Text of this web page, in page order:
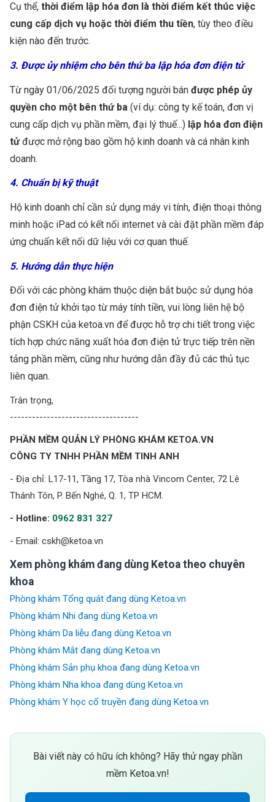
Cụ thể, thời điểm lập hóa đơn là thời điểm kết thúc việc
cung cấp dịch vụ hoặc thời điểm thu tiền, tùy theo điều
kiện nào đến trước.
3. Được ủy nhiệm cho bên thứ ba lập hóa đơn điện tử
Từ ngày 01/06/2025 đối tượng người bán được phép ủy
quyền cho một bên thứ ba (ví dụ: công ty kế toán, đơn vị
cung cấp dịch vụ phần mềm, đại lý thuế...) lập hóa đơn điện
tửđược mở rộng bao gồm hộ kinh doanh và cá nhân kinh
doanh.
4. Chuẩn bị kỹ thuật
Hộ kinh doanh chỉ cần sử dụng máy vi tính, điện thoại thông
minh hoặc iPad có kết nối internet và cài đặt phần mềm đáp
ứng chuẩn kết nối dữ liệu với cơ quan thuế.
5. Hướng dẫn thực hiện
Đối với các phòng khám thuộc diện bắt buộc sử dụng hóa
đơn điện tử khởi tạo từ máy tính tiền, vui lòng liên hệ bộ
phận CSKH của ketoa.vn để được hỗ trợ chi tiết trong việc
tích hợp chức năng xuất hóa đơn điện tử trực tiếp trên nền
tảng phần mềm, cũng như hướng dẫn đầy đủ các thủ tục
liên quan.
Trân trọng,
-----------------------------------
PHẦN MỀM QUẢN LÝ PHÒNG KHÁM KETOA.VN
CÔNG TY TNHH PHẦN MỀM TINH ANH
- Địa chỉ: L17-11, Tầng 17, Tòa nhà Vincom Center, 72 Lê
Thánh Tôn, P. Bến Nghé, Q. 1, TP HCM.
- Hotline: 0962 831 327
- Email: cskh@ketoa.vn
Xem phòng khám đang dùng Ketoa theo chuyên
khoa
Phòng khám Tổng quát đang dùng Ketoa.vn
Phòng khám Nhi đang dùng Ketoa.vn
Phòng khám Da liễu đang dùng Ketoa.vn
Phòng khám Mắt đang dùng Ketoa.vn
Phòng khám Sản phụ khoa đang dùng Ketoa.vn
Phòng khám Nha khoa đang dùng Ketoa.vn
Phòng khám Y học cổ truyền đang dùng Ketoa.vn
Bài viết này có hữu ích không? Hãy thử ngay phần
mềm Ketoa.vn!